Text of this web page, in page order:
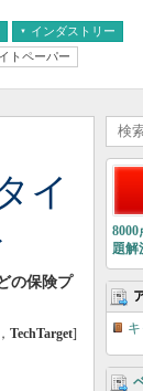
インダストリー
トペーパー
イ
の保険プ
， TechTarget]
題解